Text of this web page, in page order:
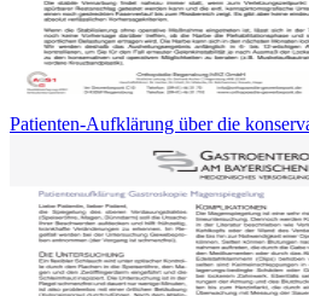
Patienten-Aufklärung über die